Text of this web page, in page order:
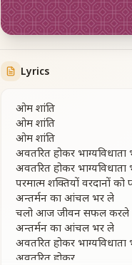
Lyrics
ओम शांति
ओम शांति
ओम शांति
अवतरित होकर भाग्यविधाता
अवतरित होकर भाग्यविधाता
परमात्म शक्तियों वरदानों को
अन्तर्मन का आंचल भर ले
चलो आज जीवन सफल करले
अन्तर्मन का आंचल भर ले
अवतरित होकर भाग्यविधाता
अवतरित होकर……